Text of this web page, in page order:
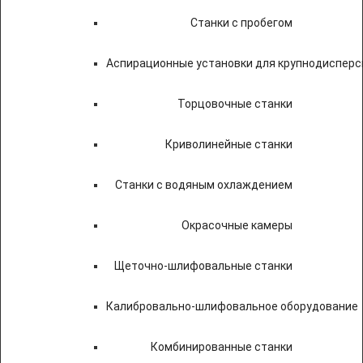
Станки с пробегом
Аспирационные установки для
Торцовочные станки
Криволинейные станки
Станки с водяным охлаждением
Окрасочные камеры
Щеточно-шлифовальные станки
Калибровально-шлифовальное оборудование
Комбинированные станки